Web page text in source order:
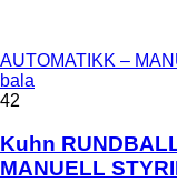
AUTOMATIKK –
bala
42
Kuhn
MANUELL